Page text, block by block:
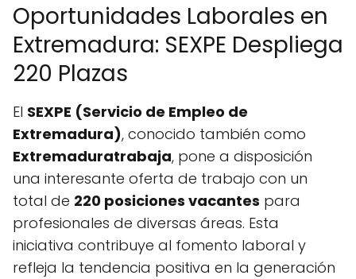
Oportunidades Laborales en
Extremadura: SEXPE Despliega
220 Plazas
El SEXPE (Servicio de Empleo de
Extremadura), conocido también como
Extremaduratrabaja, pone a disposición
una interesante oferta de trabajo con un
total de 220 posiciones vacantes para
profesionales de diversas áreas. Esta
iniciativa contribuye al fomento laboral y
refleja la tendencia positiva en la generación